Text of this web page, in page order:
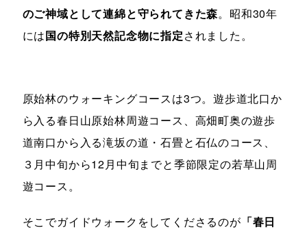
のご神域として連綿と守られてきた森。昭和30年
には国の特別天然記念物に指定されました。
原始林のウォーキングコースは3つ。遊歩道北口か
ら入る春日山原始林周遊コース、高畑町奥の遊歩
道南口から入る滝坂の道・石畳と石仏のコース、
３月中旬から12月中旬までと季節限定の若草山周
遊コース。
そこでガイドウォークをしてくださるのが 「春日